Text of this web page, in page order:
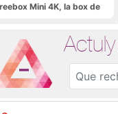
Mini 4K, la box de
Actuly